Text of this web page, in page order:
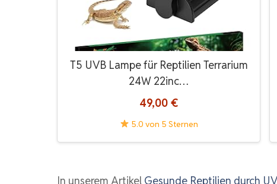
T5 UVB Lampe für Reptilien Terrarium
24W 22inc…
49,00 €
5.0 von 5 Sternen
In unserem Artikel Gesunde Reptilien durch